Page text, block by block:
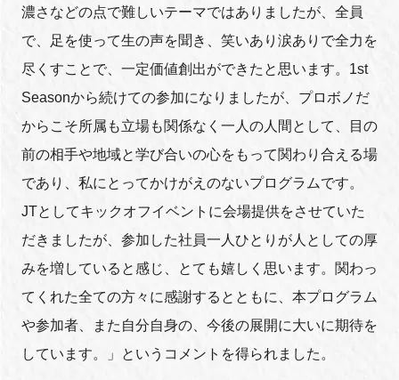
濃さなどの点で難しいテーマではありましたが、全員
で、足を使って生の声を聞き、笑いあり涙ありで全力を
尽くすことで、一定価値創出ができたと思います。1st
Seasonから続けての参加になりましたが、プロボノだ
からこそ所属も立場も関係なく一人の人間として、目の
前の相手や地域と学び合いの心をもって関わり合える場
であり、私にとってかけがえのないプログラムです。
JTとしてキックオフイベントに会場提供をさせていた
だきましたが、参加した社員一人ひとりが人としての厚
みを増していると感じ、とても嬉しく思います。関わっ
てくれた全ての方々に感謝するとともに、本プログラム
や参加者、また自分自身の、今後の展開に大いに期待を
しています。」というコメントを得られました。